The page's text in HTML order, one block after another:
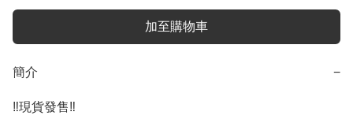
加至購物車
簡介 −
‼️現貨發售‼️